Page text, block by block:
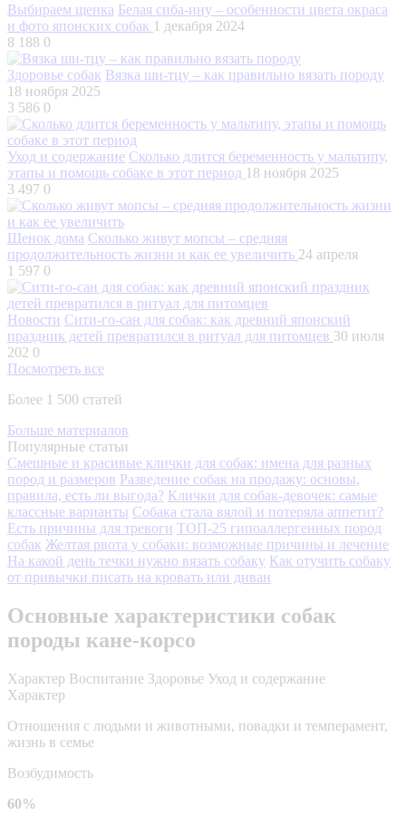
Выбираем щенка Белая сиба-ину – особенности цвета окраса
и фото японских собак 1 декабря 2024
8 188 0
Здоровье собак Вязка ши-тцу – как правильно вязать породу
18 ноября 2025
3 586 0
Уход и содержание Сколько длится беременность у мальтипу,
этапы и помощь собаке в этот период 18 ноября 2025
3 497 0
Щенок дома Сколько живут мопсы – средняя
продолжительность жизни и как ее увеличить 24 апреля
1 597 0
Новости Сити-го-сан для собак: как древний японский
праздник детей превратился в ритуал для питомцев 30 июля
202 0
Посмотреть все
Более 1 500 статей
Больше материалов
Популярные статьи
Смешные и красивые клички для собак: имена для разных
пород и размеров Разведение собак на продажу: основы,
правила, есть ли выгода? Клички для собак-девочек: самые
классные варианты Собака стала вялой и потеряла аппетит?
Есть причины для тревоги ТОП-25 гипоаллергенных пород
собак Желтая рвота у собаки: возможные причины и лечение
На какой день течки нужно вязать собаку Как отучить собаку
от привычки писать на кровать или диван
Основные характеристики собак
породы кане-корсо
Характер Воспитание Здоровье Уход и содержание
Характер
Отношения с людьми и животными, повадки и темперамент,
жизнь в семье
Возбудимость
60%